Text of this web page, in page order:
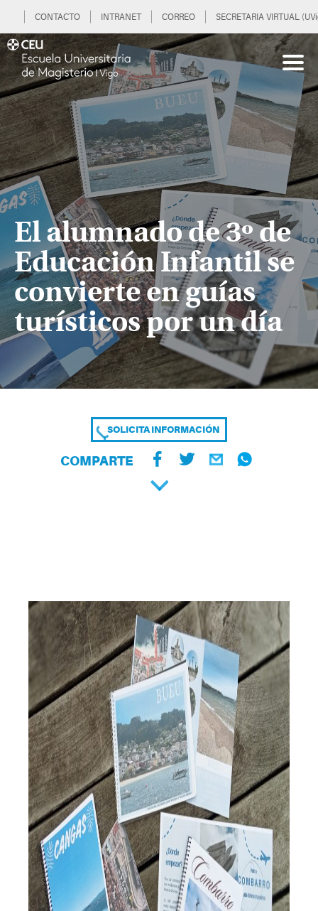
CONTACTO INTRANET CORREO SECRETARIA VIRTUAL
El alumnado de 3º de
Educación Infantil se
convierte en guías
turísticos por un día
SOLICITA INFORMACIÓN
COMPARTE